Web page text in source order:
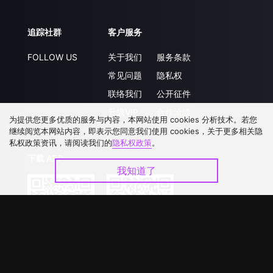
追踪社群
FOLLOW US
客户服务
关于我们
常见问题
联络我们
服务条款
隐私权
公开征件
下载 APP
为提供您更多优质的服务与内容，本网站使用 cookies 分析技术。若您
继续阅览本网站内容，即表示您同意我们使用 cookies，关于更多相关隐
私权政策资讯，请阅读我们的隐私权政策。
我知道了